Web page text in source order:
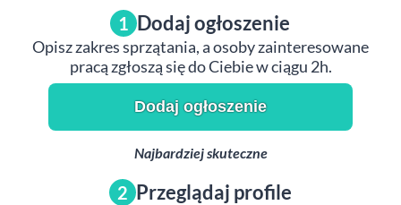
1 Dodaj ogłoszenie
Opisz zakres sprzątania, a osoby zainteresowane
pracą zgłoszą się do Ciebie w ciągu 2h.
Dodaj ogłoszenie
Najbardziej skuteczne
2 Przeglądaj profile